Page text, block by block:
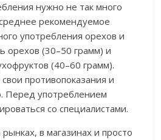
нужно не так много
рекомендуемое
употребления орехов и
орехов (30–50 грамм) и
(40–60 грамм).
противопоказания и
Перед употреблением
со специалистами.
в магазинах и просто